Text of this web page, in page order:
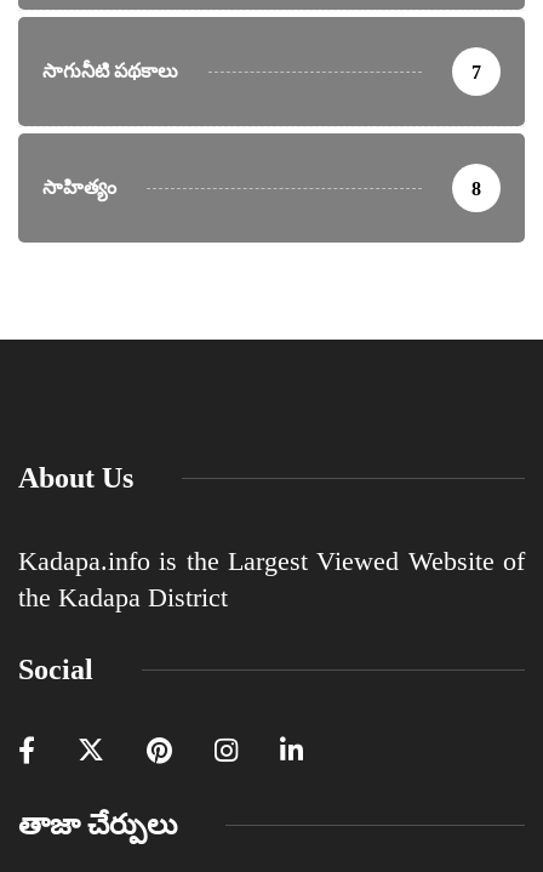
సాగునీటి పథకాలు 7
సాహిత్యం 8
About Us
Kadapa.info is the Largest Viewed Website of
the Kadapa District
Social
తాజా చేర్పులు